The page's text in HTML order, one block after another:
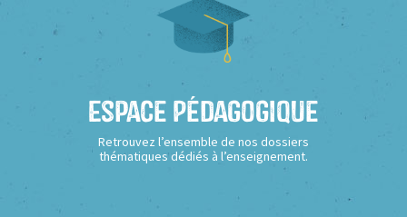
Espace Pédagogique
Retrouvez l’ensemble de nos dossiers
thématiques dédiés à l’enseignement.